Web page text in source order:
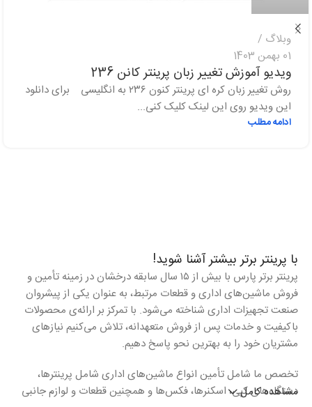
وبلاگ
01 بهمن 1403
ویدیو آموزش تغییر زبان پرینتر کانن 236
روش تغییر زبان کره ای پرینتر کنون ۲۳۶ به انگلیسی برای دانلود
این ویدیو روی این لینک کلیک کنی...
ادامه مطلب
با پرینتر برتر بیشتر آشنا شوید!
پرینتر برتر پارس با بیش از ۱۵ سال سابقه درخشان در زمینه تأمین و
فروش ماشین‌های اداری و قطعات مرتبط، به عنوان یکی از پیشروان
صنعت تجهیزات اداری شناخته می‌شود. با تمرکز بر ارائه‌ی محصولات
باکیفیت و خدمات پس از فروش متعهدانه، تلاش می‌کنیم نیازهای
مشتریان خود را به بهترین نحو پاسخ دهیم.
تخصص ما شامل تأمین انواع ماشین‌های اداری شامل پرینترها،
دستگاه‌های کپی، اسکنرها، فکس‌ها و همچنین قطعات و لوازم جانبی
مشاهده کامل